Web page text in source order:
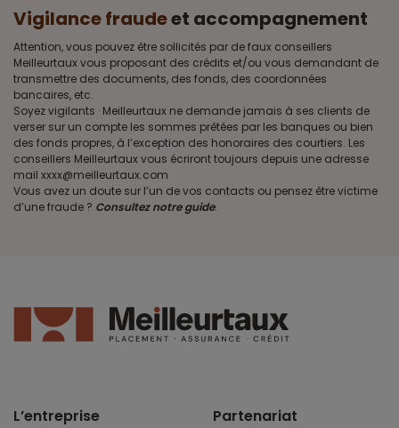
Vigilance fraudeet accompagnement
Attention, vous pouvez être sollicités par de faux conseillers
Meilleurtaux vous proposant des crédits et/ou vous demandant de
transmettre des documents, des fonds, des coordonnées
bancaires, etc.
Soyez vigilants · Meilleurtaux ne demande jamais à ses clients de
verser sur un compte les sommes prêtées par les banques ou bien
des fonds propres, à l’exception des honoraires des courtiers. Les
conseillers Meilleurtaux vous écriront toujours depuis une adresse
mail xxxx@meilleurtaux.com
Vous avez un doute sur l’un de vos contacts ou pensez être victime
d’une fraude ? Consultez notre guide.
L’entreprise Partenariat